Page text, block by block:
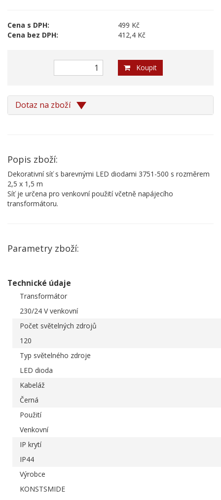
Cena s DPH:
499 Kč
Cena bez DPH:
412,4 Kč
Koupit
Dotaz na zboží
Popis zboží:
Dekorativní síť s barevnými LED diodami 3751-500 s rozměrem
2,5 x 1,5 m
Síť je určena pro venkovní použití včetně napájecího
transformátoru.
Parametry zboží:
Technické údaje
Transformátor
230/24 V venkovní
Počet světelných zdrojů
120
Typ světelného zdroje
LED dioda
Kabeláž
Černá
Použití
Venkovní
IP krytí
IP44
Výrobce
KONSTSMIDE